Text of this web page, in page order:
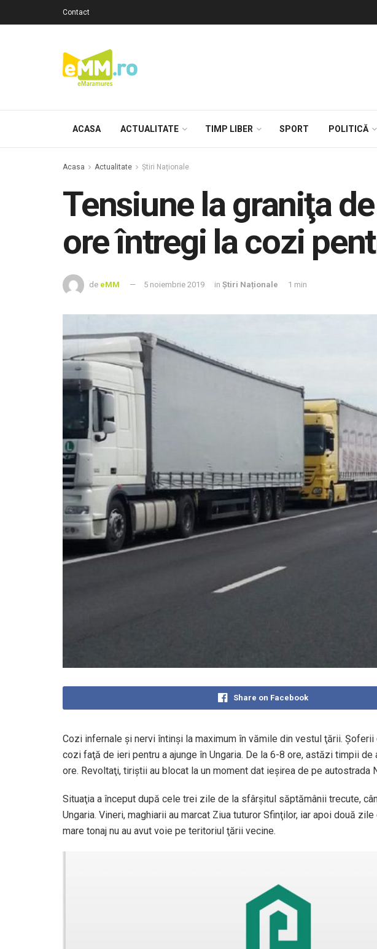
Contact
ACASA ACTUALITATE TIMP LIBER SPORT POLITICĂ
Acasa Actualitate Știri Naționale
Tensiune la graniţa
ore întregi la cozi
de eMM 5 noiembrie 2019 in Știri Naționale 1 min
Share on Facebook
Cozi infernale şi nervi întinşi la maximum în vămile din vestul ţării.
cozi faţă de ieri pentru a ajunge în Ungaria. De la 6-8 ore, astăzi timpii
ore. Revoltaţi, tiriştii au blocat la un moment dat ieşirea de pe autostrada
Situaţia a început după cele trei zile de la sfârşitul săptămânii trecute,
Ungaria. Vineri, maghiarii au marcat Ziua tuturor Sfinţilor, iar apoi două
mare tonaj nu au avut voie pe teritoriul ţării vecine.